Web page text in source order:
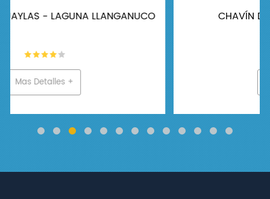
CHAVÍN DE HUÁNTAR - FULL DAY